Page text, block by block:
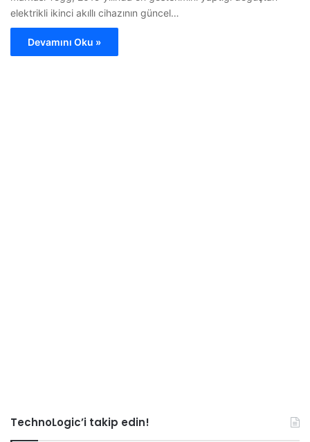
elektrikli ikinci akıllı cihazının güncel…
Devamını Oku »
TechnoLogic’i takip edin!